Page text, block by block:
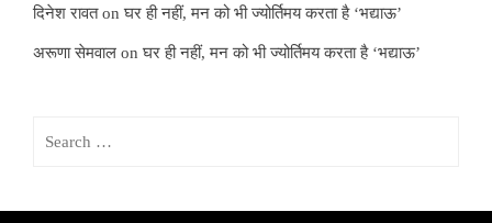
दिनेश रावतonघर ही नहीं, मन को भी ज्योर्तिमय करता है ‘भद्याऊ’
अरूणा सेमवाल onघर ही नहीं, मन को भी ज्योर्तिमय करता है ‘भद्याऊ’